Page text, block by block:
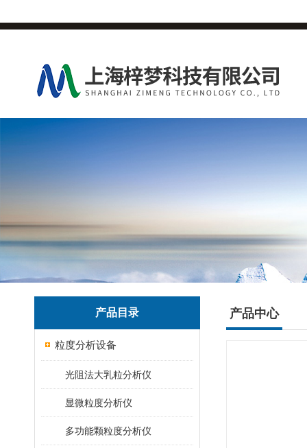
产品目录
粒度分析设备
光阻法大乳粒分析仪
显微粒度分析仪
多功能颗粒度分析仪
产品中心